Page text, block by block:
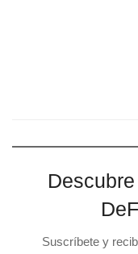
Suscríbete y